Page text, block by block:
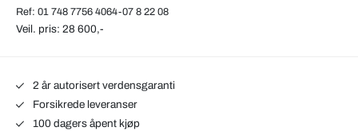
Ref: 01 748 7756 4064-07 8 22 08
Veil. pris: 28 600,-
2 år autorisert verdensgaranti
Forsikrede leveranser
100 dagers åpent kjøp